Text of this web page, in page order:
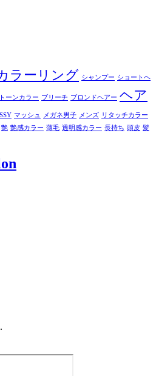
ラーリング シャンプー ショートヘ
ーンカラー ブリーチ ブロンドヘアー ヘア
マッシュ メガネ男子 メンズ リタッチカラー
艶 艶感カラー 薄毛 透明感カラー 長持ち 頭皮 髪